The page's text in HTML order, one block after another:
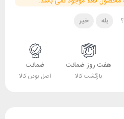
بله خیر
هفت روز ضمانت
بازگشت کالا
ضمانت
اصل بودن کالا